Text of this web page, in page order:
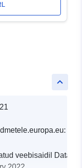
keyboard_arrow_up
veebisaidil